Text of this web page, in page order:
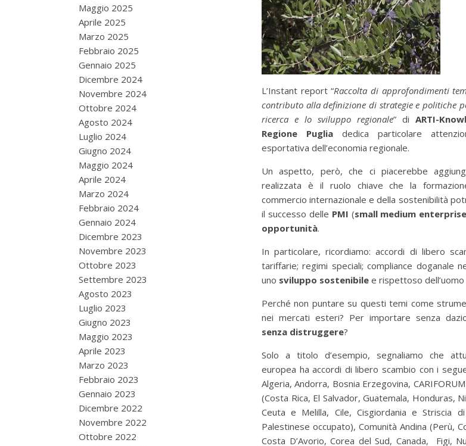
Maggio 2025
Aprile 2025
Marzo 2025
Febbraio 2025
Gennaio 2025
Dicembre 2024
Novembre 2024
Ottobre 2024
Agosto 2024
Luglio 2024
Giugno 2024
Maggio 2024
Aprile 2024
Marzo 2024
Febbraio 2024
Gennaio 2024
Dicembre 2023
Novembre 2023
Ottobre 2023
Settembre 2023
Agosto 2023
Luglio 2023
Giugno 2023
Maggio 2023
Aprile 2023
Marzo 2023
Febbraio 2023
Gennaio 2023
Dicembre 2022
Novembre 2022
Ottobre 2022
L’Instant report “Raccolta di approfondimenti
contributo alla definizione di strategie e politiche
ricerca e lo sviluppo regionale” di ARTI-
Regione Puglia dedica particolare
esportativa dell’economia regionale.
Un aspetto, però, che ci piacerebbe
realizzata è il ruolo chiave che la
commercio internazionale e della sostenibilità
il successo delle PMI (small medium
opportunità.
In particolare, ricordiamo: accordi di libero
tariffarie; regimi speciali; compliance doganale
uno sviluppo sostenibile e rispettoso dell’uomo
Perché non puntare su questi temi come
nei mercati esteri? Per importare senza
senza distruggere?
Solo a titolo d’esempio, segnaliamo che
europea ha accordi di libero scambio con i
Algeria, Andorra, Bosnia Erzegovina,
(Costa Rica, El Salvador, Guatemala, Honduras,
Ceuta e Melilla, Cile, Cisgiordania e Striscia
Palestinese occupato), Comunità Andina (Perù,
Costa D’Avorio, Corea del Sud, Canada, Figi,